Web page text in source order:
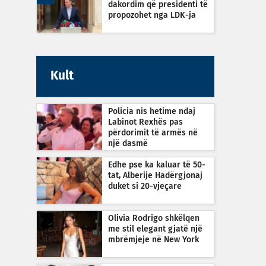
dakordim që presidenti të
propozohet nga LDK-ja
Kult
Policia nis hetime ndaj
Labinot Rexhës pas
përdorimit të armës në
një dasmë
Edhe pse ka kaluar të 50-
tat, Alberije Hadërgjonaj
duket si 20-vjeçare
Olivia Rodrigo shkëlqen
me stil elegant gjatë një
mbrëmjeje në New York